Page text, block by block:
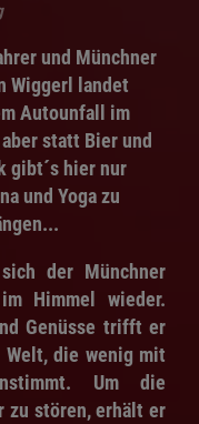
und Münchner
Wiggerl landet
Autounfall im
statt Bier und
gibt´s hier nur
und Yoga zu
der Münchner
Himmel wieder.
Genüsse trifft er
die wenig mit
Um die
zu stören, erhält er